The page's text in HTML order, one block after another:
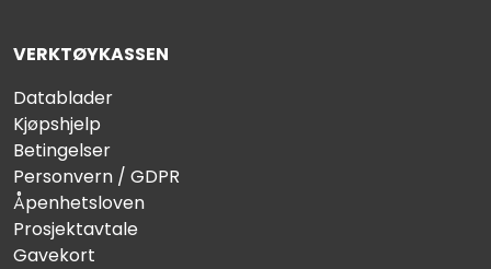
VERKTØYKASSEN
Datablader
Kjøpshjelp
Betingelser
Personvern / GDPR
Åpenhetsloven
Prosjektavtale
Gavekort